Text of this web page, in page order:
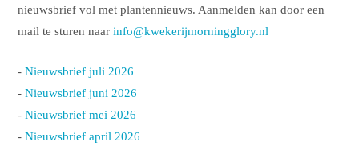
nieuwsbrief vol met plantennieuws. Aanmelden kan door een
mail te sturen naarinfo@kwekerijmorningglory.nl
-Nieuwsbrief juli 2026
-Nieuwsbrief juni 2026
-Nieuwsbrief mei 2026
-Nieuwsbrief april 2026